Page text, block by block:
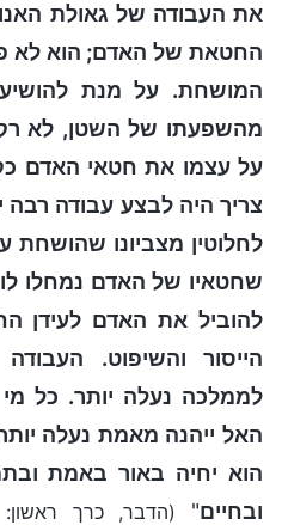
את העבודה של גאולת
החטאת של האדם; הוא לא
המושחת. על מנת
מהשפעתו של השטן, לא
על עצמו את חטאי האדם
צריך היה לבצע עבודה רבה
לחלוטין מצביונו שהושחת
שחטאיו של האדם נמחלו
להוביל את האדם לעידן
הייסור והשיפוט.
לממלכה נעלה יותר. כל
האל ייהנה מאמת נעלה
הוא יחיה באור באמת
ובחיים"
(הדבר, כרך